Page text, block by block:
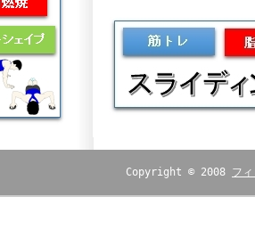
Copyright © 2008 フ